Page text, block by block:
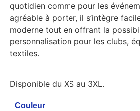
quotidien comme pour les
agréable à porter, il s’intègre
moderne tout en offrant la
personnalisation pour les clubs,
textiles.
Disponible du XS au 3XL.
Couleur